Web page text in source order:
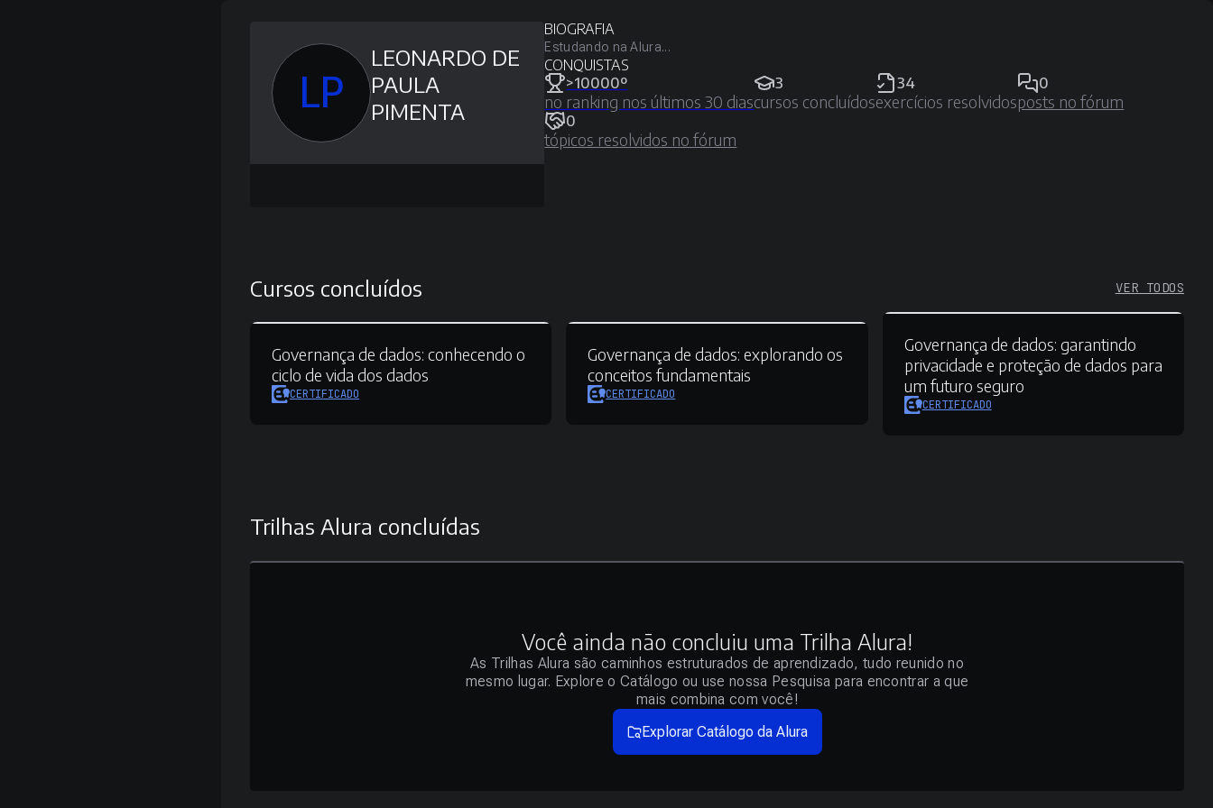
LP
LEONARDO DE
PAULA
PIMENTA
BIOGRAFIA
Estudando na Alura...
CONQUISTAS
>10000º
no ranking nos últimos 30 dias
3
cursos concluídos
34
exercícios resolvidos
0
posts no fórum
0
tópicos resolvidos no fórum
Cursos concluídos VER TODOS
Governança de dados: conhecendo o
ciclo de vida dos dados
CERTIFICADO
Governança de dados: explorando os
conceitos fundamentais
CERTIFICADO
Governança de dados: garantindo
privacidade e proteção de dados para
um futuro seguro
CERTIFICADO
Trilhas Alura concluídas
Você ainda não concluiu uma Trilha Alura!
As Trilhas Alura são caminhos estruturados de aprendizado, tudo reunido no
mesmo lugar. Explore o Catálogo ou use nossa Pesquisa para encontrar a que
mais combina com você!
Explorar Catálogo da Alura